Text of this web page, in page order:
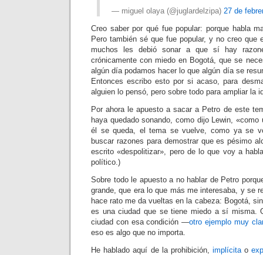
— miguel olaya (@juglardelzipa) 27 de
Creo saber por qué fue popular: porque habla
Pero también sé que fue popular, y no creo que
muchos les debió sonar a que sí hay
crónicamente con miedo en Bogotá, que se
algún día podamos hacer lo que algún día se
Entonces escribo esto por si acaso, para
alguien lo pensó, pero sobre todo para ampliar la
Por ahora le apuesto a sacar a Petro de este
haya quedado sonando, como dijo Lewin,
él se queda, el tema se vuelve, como ya se
buscar razones para demostrar que es pésimo
escrito «despolitizar», pero de lo que voy a
político.)
Sobre todo le apuesto a no hablar de Petro
grande, que era lo que más me interesaba, y se
hace rato me da vueltas en la cabeza: Bogotá,
es una ciudad que se tiene miedo a sí misma.
ciudad con esa condición —otro ejemplo muy
eso es algo que no importa.
He hablado aquí de la prohibición,implícitao